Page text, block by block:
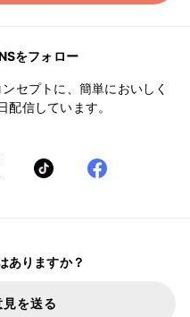
をフォロー
セプトに、簡単においしく
配信しています。
ありますか？
を送る